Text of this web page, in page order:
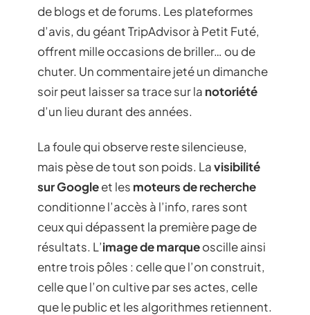
de blogs et de forums. Les plateformes
d’avis, du géant TripAdvisor à Petit Futé,
offrent mille occasions de briller… ou de
chuter. Un commentaire jeté un dimanche
soir peut laisser sa trace sur la notoriété
d’un lieu durant des années.
La foule qui observe reste silencieuse,
mais pèse de tout son poids. Lavisibilité
sur Googleet les moteurs de recherche
conditionne l’accès à l’info, rares sont
ceux qui dépassent la première page de
résultats. L’image de marqueoscille ainsi
entre trois pôles : celle que l’on construit,
celle que l’on cultive par ses actes, celle
que le public et les algorithmes retiennent.